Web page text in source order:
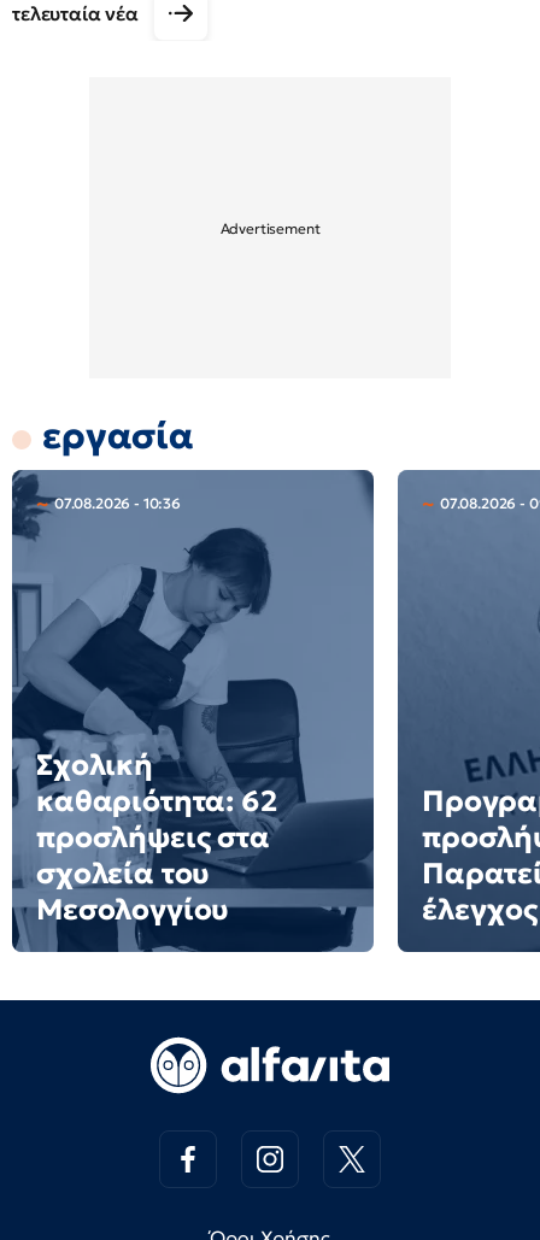
τελευταία νέα
εργασία
07.08.2026 - 10:36
Σχολική
καθαριότητα: 62
προσλήψεις στα
σχολεία του
Μεσολογγίου
07.08.2026 -